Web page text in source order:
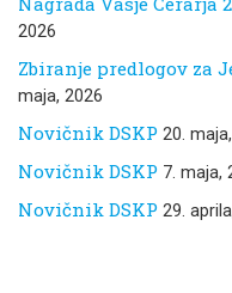
2026
Zbiranje predlogov za
maja, 2026
Novičnik DSKP 20.
Novičnik DSKP 7. maja,
Novičnik DSKP 29.